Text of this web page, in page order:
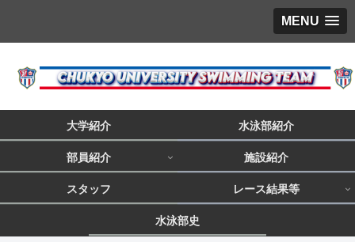
MENU
大学紹介 水泳部紹介
部員紹介 施設紹介
スタッフ レース結果等
水泳部史